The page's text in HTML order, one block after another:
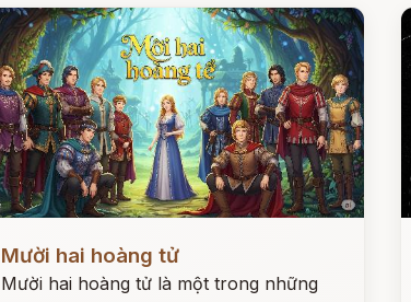
Mười hai hoàng tử
Mười hai hoàng tử là một trong những